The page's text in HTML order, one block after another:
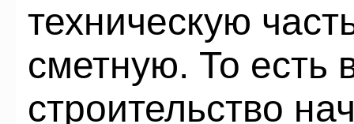
техническую
сметную. То есть
строительство